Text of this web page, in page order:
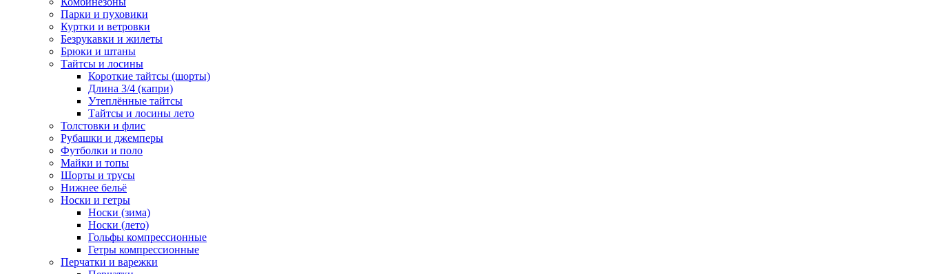
Парки и пуховики
Куртки и ветровки
Безрукавки и жилеты
Брюки и штаны
Тайтсы и лосины
Короткие тайтсы (шорты)
Длина 3/4 (капри)
Утеплённые тайтсы
Тайтсы и лосины лето
Толстовки и флис
Рубашки и джемперы
Футболки и поло
Майки и топы
Шорты и трусы
Нижнее бельё
Носки и гетры
Носки (зима)
Носки (лето)
Гольфы компрессионные
Гетры компрессионные
Перчатки и варежки